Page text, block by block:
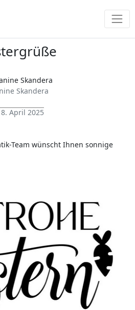
Skandera
April 2025
Team wünscht Ihnen sonnige